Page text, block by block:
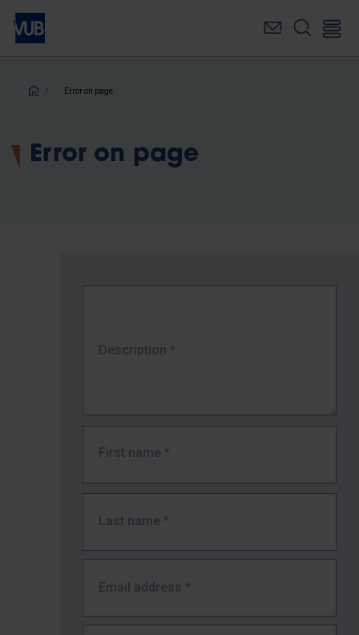
Skip
main
Breadcrumb
Error on page
Error on page
Description *
First name *
Last name *
Email address *